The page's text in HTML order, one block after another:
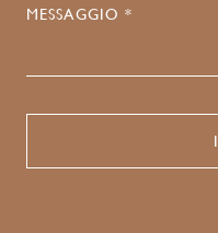
MESSAGGIO *